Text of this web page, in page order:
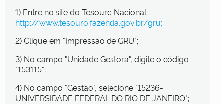
1) Entre no site do Tesouro Nacional:
http://www.tesouro.fazenda.gov.br/gru;
2) Clique em "Impressão de GRU";
3) No campo "Unidade Gestora", digite o código
"153115";
4) No campo "Gestão", selecione "15236-
UNIVERSIDADE FEDERAL DO RIO DE JANEIRO";